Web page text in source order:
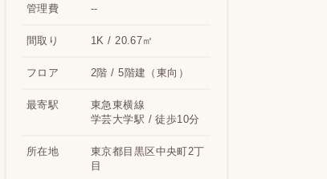
管理費 --
間取り 1K / 20.67㎡
フロア 2階 / 5階建（東向）
最寄駅
東急東横線
学芸大学駅 / 徒歩10分
所在地
東京都目黒区中央町2丁
目